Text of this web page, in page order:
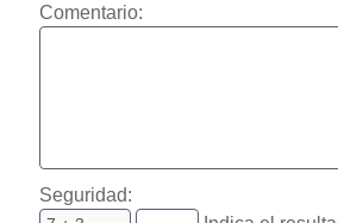
Comentario:
Seguridad: